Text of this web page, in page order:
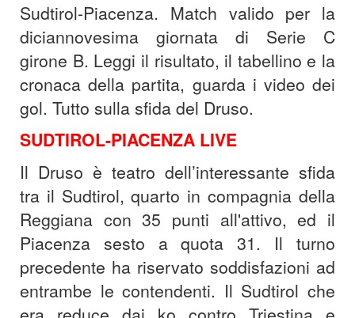
Sudtirol-Piacenza. Match valido per la
diciannovesima giornata di Serie C
girone B. Leggi il risultato, il tabellino e la
cronaca della partita, guarda i video dei
gol. Tutto sulla sfida del Druso.
SUDTIROL-PIACENZA LIVE
Il Druso è teatro dell’interessante sfida
tra il Sudtirol, quarto in compagnia della
Reggiana con 35 punti all'attivo, ed il
Piacenza sesto a quota 31. Il turno
precedente ha riservato soddisfazioni ad
entrambe le contendenti. Il Sudtirol che